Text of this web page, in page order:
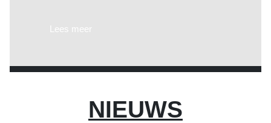
Lees meer
NIEUWS